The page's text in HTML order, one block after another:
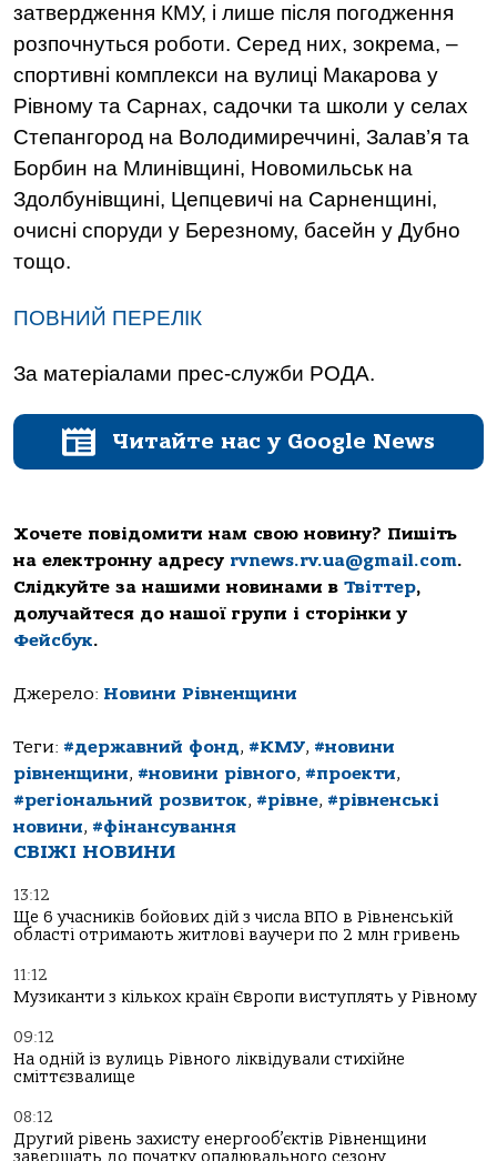
затвердження КМУ, і лише після погодження
розпочнуться роботи. Серед них, зокрема, –
спортивні комплекси на вулиці Макарова у
Рівному та Сарнах, садочки та школи у селах
Степангород на Володимиреччині, Залав’я та
Борбин на Млинівщині, Новомильськ на
Здолбунівщині, Цепцевичі на Сарненщині,
очисні споруди у Березному, басейн у Дубно
тощо.
ПОВНИЙ ПЕРЕЛІК
За матеріалами прес-служби РОДА.
Читайте нас у Google News
Хочете повідомити нам свою новину? Пишіть
на електронну адресу rvnews.rv.ua@gmail.com.
Слідкуйте за нашими новинами в Твіттер,
долучайтеся до нашої групи і сторінки у
Фейсбук.
Джерело: Новини Рівненщини
Теги: #державний фонд, #КМУ, #новини
рівненщини, #новини рівного, #проекти,
#регіональний розвиток, #рівне, #рівненські
новини, #фінансування
СВІЖІ НОВИНИ
13:12
Ще 6 учасників бойових дій з числа ВПО в Рівненській
області отримають житлові ваучери по 2 млн гривень
11:12
Музиканти з кількох країн Європи виступлять у Рівному
09:12
На одній із вулиць Рівного ліквідували стихійне
сміттєзвалище
08:12
Другий рівень захисту енергооб’єктів Рівненщини